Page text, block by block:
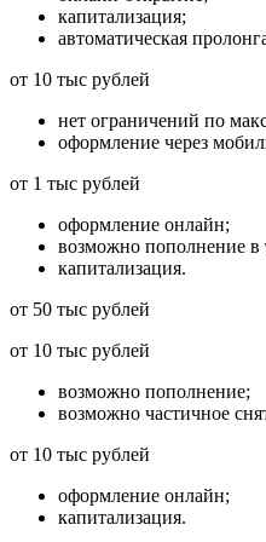
капитализация;
автоматическая
от 10 тыс рублей
нет ограничений по
оформление через
от 1 тыс рублей
оформление онлайн;
возможно пополнение в
капитализация.
от 50 тыс рублей
от 10 тыс рублей
возможно пополнение;
возможно частичное
от 10 тыс рублей
оформление онлайн;
капитализация.